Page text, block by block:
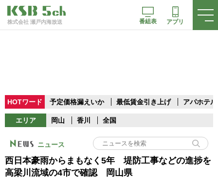
株式会社 瀬戸内海放送 番組表 アプリ
HOTワード 予定価格漏えいか 最低賃金引き上げ アパホテル
エリア 岡山 香川 全国
ニュース
西日本豪雨からまもなく5年 堤防工事などの進捗を
高梁川流域の4市で確認 岡山県